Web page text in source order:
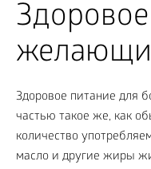
Здоровое питание для
частью такое же, как
количество
масло и другие жиры